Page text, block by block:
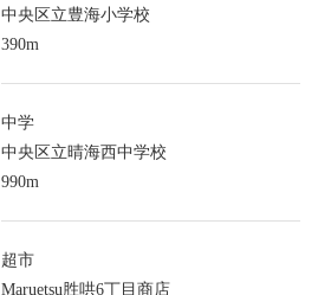
中央区立豊海小学校
390m
中学
中央区立晴海西中学校
990m
超市
Maruetsu胜哄6丁目商店